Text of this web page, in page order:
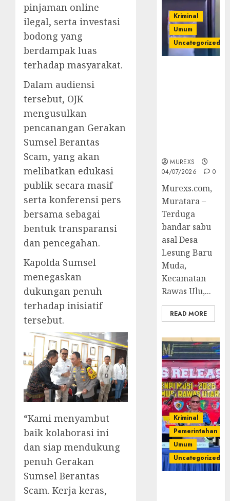
pinjaman online
ilegal, serta investasi
bodong yang
berdampak luas
terhadap masyarakat.
Dalam audiensi
tersebut, OJK
mengusulkan
pencanangan Gerakan
Sumsel Berantas
Scam, yang akan
melibatkan edukasi
publik secara masif
serta konferensi pers
bersama sebagai
bentuk transparansi
dan pencegahan.
Kapolda Sumsel
menegaskan
dukungan penuh
terhadap inisiatif
tersebut.
“Kami menyambut
baik kolaborasi ini
dan siap mendukung
penuh Gerakan
Sumsel Berantas
Scam. Kerja keras,
Kriminal
Umum
Uncategorized
MUREXS
04/07/2026
0
Murexs.com,
Muratara –
Terduga
bandar sabu
asal Desa
Lesung Baru
Muda,
Kecamatan
Rawas Ulu,...
READ MORE
Kriminal
Pemerintahan
Umum
Uncategorized